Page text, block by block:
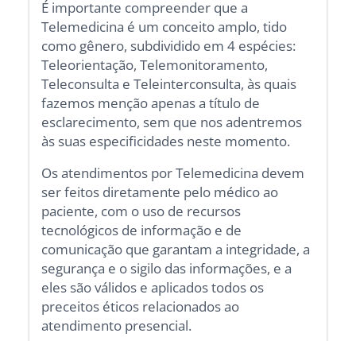
É importante compreender que a
Telemedicina é um conceito amplo, tido
como gênero, subdividido em 4 espécies:
Teleorientação, Telemonitoramento,
Teleconsulta e Teleinterconsulta, às quais
fazemos menção apenas a título de
esclarecimento, sem que nos adentremos
às suas especificidades neste momento.
Os atendimentos por Telemedicina devem
ser feitos diretamente pelo médico ao
paciente, com o uso de recursos
tecnológicos de informação e de
comunicação que garantam a integridade, a
segurança e o sigilo das informações, e a
eles são válidos e aplicados todos os
preceitos éticos relacionados ao
atendimento presencial.